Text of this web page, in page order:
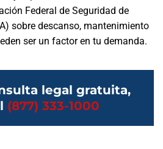
Federal de Seguridad de
sobre descanso, mantenimiento
ser un factor en tu demanda.
legal gratuita,
(877) 333-1000